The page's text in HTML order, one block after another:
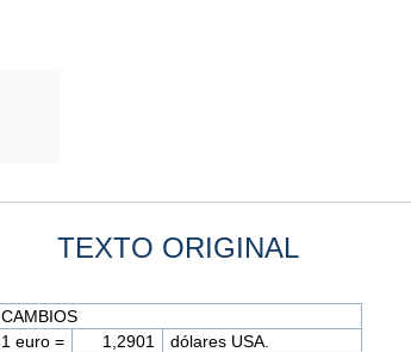
TEXTO ORIGINAL
CAMBIOS
1 euro =
1,2901
dólares USA.